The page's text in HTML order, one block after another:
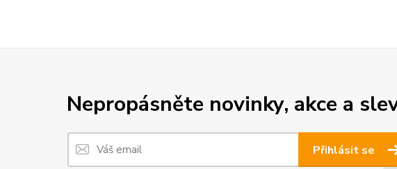
Nepropásněte novinky, akce a
Přihlásit se